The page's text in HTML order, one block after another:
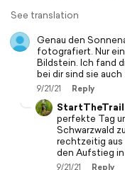
See translation
Genau den
fotografiert. Nur
Bildstein. Ich fand
bei dir sind sie auch
9/21/21 Reply
StartTheTrail
perfekte Tag
Schwarzwald
rechtzeitig aus
den Aufstieg
9/21/21 Reply